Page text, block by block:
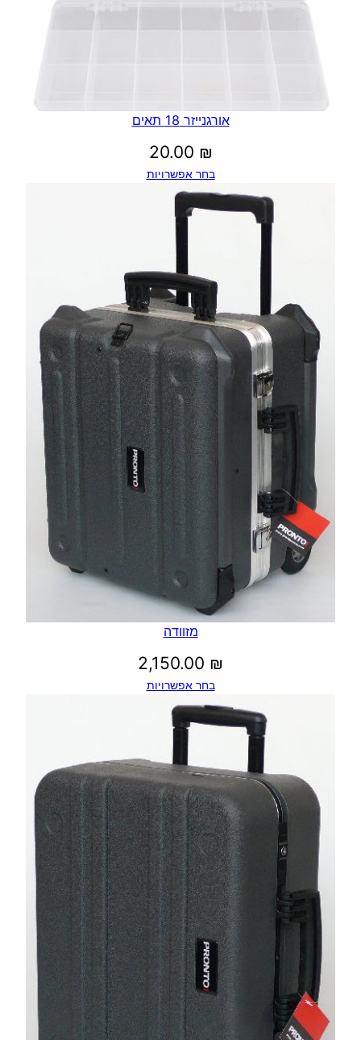
אורגנייזר 18 תאים
20.00 ₪
בחר אפשרויות
מזוודה
2,150.00 ₪
בחר אפשרויות